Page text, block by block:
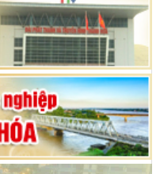
bốn, Hội đồng nhân dân